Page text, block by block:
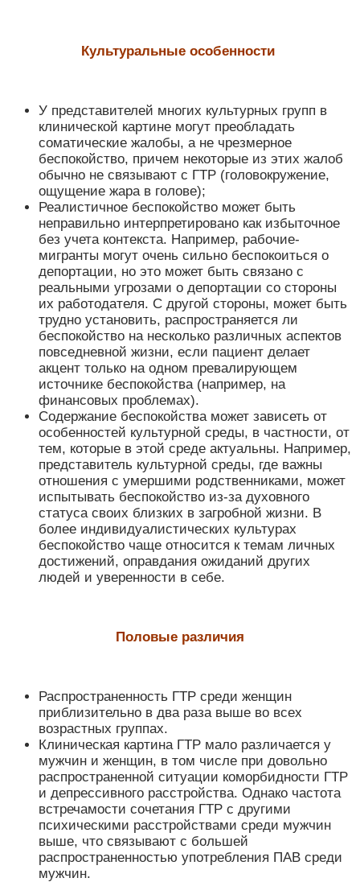
Культуральные особенности
У представителей многих культурных групп в
клинической картине могут преобладать
соматические жалобы, а не чрезмерное
беспокойство, причем некоторые из этих жалоб
обычно не связывают с ГТР (головокружение,
ощущение жара в голове);
Реалистичное беспокойство может быть
неправильно интерпретировано как избыточное
без учета контекста. Например, рабочие-
мигранты могут очень сильно беспокоиться о
депортации, но это может быть связано с
реальными угрозами о депортации со стороны
их работодателя. С другой стороны, может быть
трудно установить, распространяется ли
беспокойство на несколько различных аспектов
повседневной жизни, если пациент делает
акцент только на одном превалирующем
источнике беспокойства (например, на
финансовых проблемах).
Содержание беспокойства может зависеть от
особенностей культурной среды, в частности, от
тем, которые в этой среде актуальны. Например,
представитель культурной среды, где важны
отношения с умершими родственниками, может
испытывать беспокойство из-за духовного
статуса своих близких в загробной жизни. В
более индивидуалистических культурах
беспокойство чаще относится к темам личных
достижений, оправдания ожиданий других
людей и уверенности в себе.
Половые различия
Распространенность ГТР среди женщин
приблизительно в два раза выше во всех
возрастных группах.
Клиническая картина ГТР мало различается у
мужчин и женщин, в том числе при довольно
распространенной ситуации коморбидности ГТР
и депрессивного расстройства. Однако частота
встречамости сочетания ГТР с другими
психическими расстройствами среди мужчин
выше, что связывают с большей
распространенностью употребления ПАВ среди
мужчин.